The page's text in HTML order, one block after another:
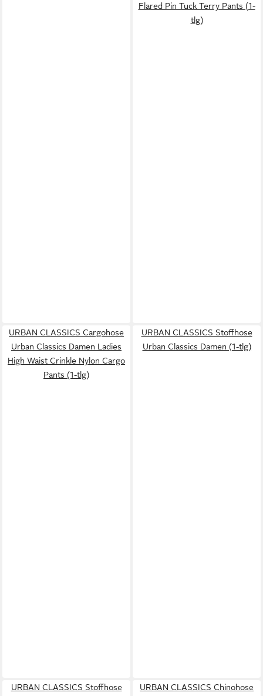
Flared Pin Tuck Terry Pants (1-
tlg)
URBAN CLASSICS Cargohose
Urban Classics Damen Ladies
High Waist Crinkle Nylon Cargo
Pants (1-tlg)
URBAN CLASSICS Stoffhose
Urban Classics Damen (1-tlg)
URBAN CLASSICS Stoffhose
URBAN CLASSICS Chinohose